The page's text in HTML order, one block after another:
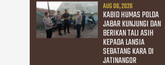
AUG 06, 2026
KABID HUMAS POLDA
JABAR KUNJUNGI DAN
BERIKAN TALI ASIH
KEPADA LANSIA
SEBATANG KARA DI
JATINANGOR